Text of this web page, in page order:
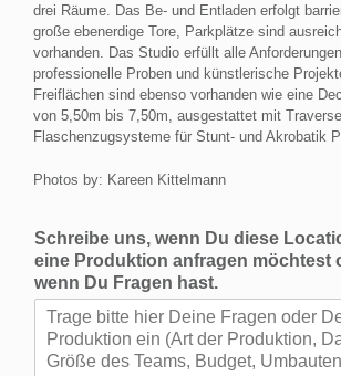
drei Räume. Das Be- und Entladen erfolgt
große ebenerdige Tore, Parkplätze sind
vorhanden. Das Studio erfüllt alle
professionelle Proben und künstlerische
Freiflächen sind ebenso vorhanden wie eine
von 5,50m bis 7,50m, ausgestattet mit
Flaschenzugsysteme für Stunt- und Akrobatik
Photos by: Kareen Kittelmann
Schreibe uns, wenn Du diese
eine Produktion anfragen möchtest
wenn Du Fragen hast.